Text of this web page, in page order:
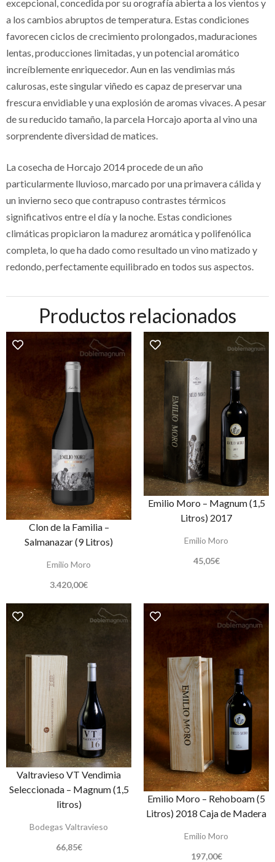
excepcional, concedida por su orografía abierta a los vientos y
a los cambios abruptos de temperatura. Estas condiciones
favorecen ciclos de crecimiento prolongados, maduraciones
lentas, producciones limitadas, y un potencial aromático
increíblemente enriquecedor. Aun en las vendimias más
calurosas, este singular viñedo es capaz de preservar una
frescura envidiable y una explosión de aromas vivaces. A pesar
de su reducido tamaño, la parcela Horcajo aporta al vino una
sorprendente diversidad de matices.
La cosecha de Horcajo 2014 procede de un año
particularmente lluvioso, marcado por una primavera cálida y
un invierno seco que contrapuso contrastes térmicos
significativos entre el día y la noche. Estas condiciones
climáticas propiciaron la madurez aromática y polifenólica
completa, lo que ha dado como resultado un vino matizado y
redondo, perfectamente equilibrado en todos sus aspectos.
Productos relacionados
Clon de la Familia –
Salmanazar (9 Litros)
Emilio Moro
3.420,00€
Emilio Moro – Magnum (1,5
Litros) 2017
Emilio Moro
45,05€
Valtravieso VT Vendimia
Seleccionada – Magnum (1,5
litros)
Bodegas Valtravieso
66,85€
Emilio Moro – Rehoboam (5
Litros) 2018 Caja de Madera
Emilio Moro
197,00€